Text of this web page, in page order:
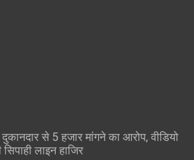
से 5 हजार मांगने का आरोप, वीडियो
लाइन हाजिर